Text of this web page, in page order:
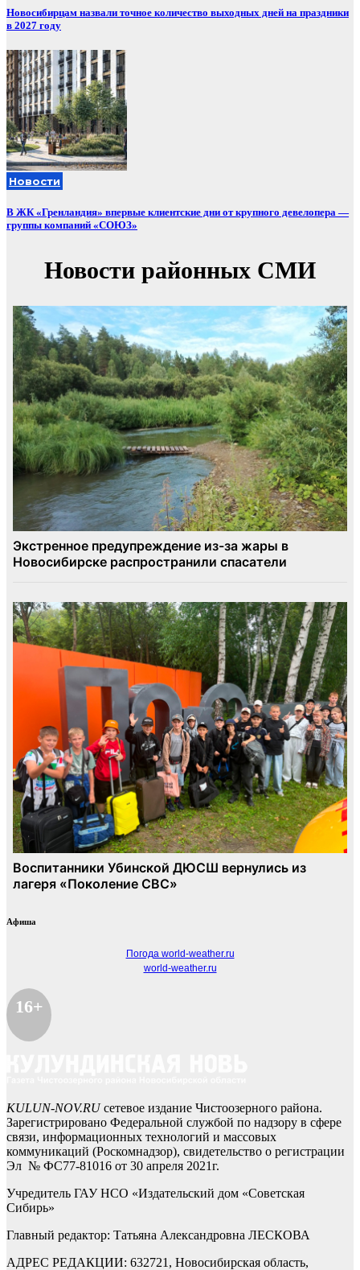
Новосибирцам назвали точное количество выходных дней на праздники
в 2027 году
Новости
В ЖК «Гренландия» впервые клиентские дни от крупного девелопера —
группы компаний «СОЮЗ»
Афиша
Погода world-weather.ru
world-weather.ru
16+
KULUN-NOV.RUсетевое издание Чистоозерного района.
Зарегистрировано Федеральной службой по надзору в сфере
связи, информационных технологий и массовых
коммуникаций (Роскомнадзор), свидетельство о регистрации
Эл № ФС77-81016 от 30 апреля 2021г.
Учредитель ГАУ НСО «Издательский дом «Советская
Сибирь»
Главный редактор: Татьяна Александровна ЛЕСКОВА
АДРЕС РЕДАКЦИИ: 632721, Новосибирская область,